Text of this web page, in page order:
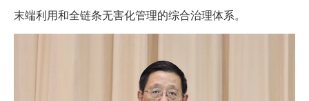
末端利用和全链条无害化管理的综合治理体系。